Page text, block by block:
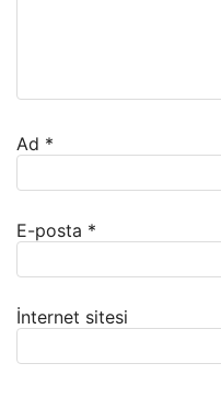
Ad *
E-posta *
İnternet sitesi